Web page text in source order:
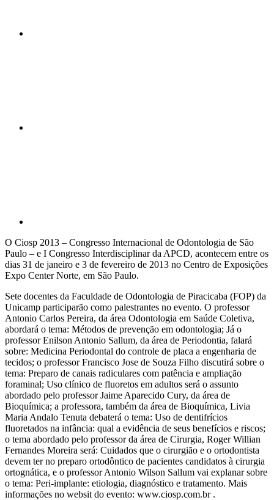
O Ciosp 2013 – Congresso Internacional de Odontologia de São
Paulo – e I Congresso Interdisciplinar da APCD, acontecem entre os
dias 31 de janeiro e 3 de fevereiro de 2013 no Centro de Exposições
Expo Center Norte, em São Paulo.
Sete docentes da Faculdade de Odontologia de Piracicaba (FOP) da
Unicamp participarão como palestrantes no evento. O professor
Antonio Carlos Pereira, da área Odontologia em Saúde Coletiva,
abordará o tema: Métodos de prevenção em odontologia; Já o
professor Enilson Antonio Sallum, da área de Periodontia, falará
sobre: Medicina Periodontal do controle de placa a engenharia de
tecidos; o professor Francisco Jose de Souza Filho discutirá sobre o
tema: Preparo de canais radiculares com patência e ampliação
foraminal; Uso clínico de fluoretos em adultos será o assunto
abordado pelo professor Jaime Aparecido Cury, da área de
Bioquímica; a professora, também da área de Bioquímica, Livia
Maria Andalo Tenuta debaterá o tema: Uso de dentifrícios
fluoretados na infância: qual a evidência de seus benefícios e riscos;
o tema abordado pelo professor da área de Cirurgia, Roger Willian
Fernandes Moreira será: Cuidados que o cirurgião e o ortodontista
devem ter no preparo ortodôntico de pacientes candidatos à cirurgia
ortognática, e o professor Antonio Wilson Sallum vai explanar sobre
o tema: Peri-implante: etiologia, diagnóstico e tratamento. Mais
informações no websit do evento: www.ciosp.com.br .